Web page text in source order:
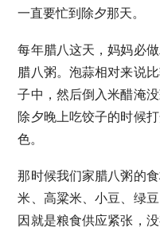
一直要忙到除夕那天。
每年腊八这天，妈妈必
腊八粥。泡蒜相对来说
子中，然后倒入米醋淹
除夕晚上吃饺子的时候
色。
那时候我们家腊八粥的
米、高粱米、小豆、绿
因就是粮食供应紧张，